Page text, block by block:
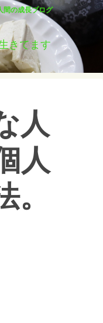
間の成長ブログ
きてます
人
人